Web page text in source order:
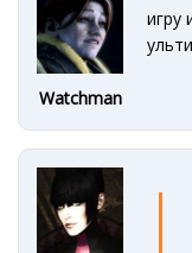
Watchman
игру